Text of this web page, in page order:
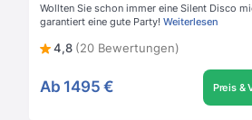
Wollten Sie schon immer eine Silent Disco
garantiert eine gute Party! Weiterlesen
4,8 (20 Bewertungen)
Ab 1495 € Preis &